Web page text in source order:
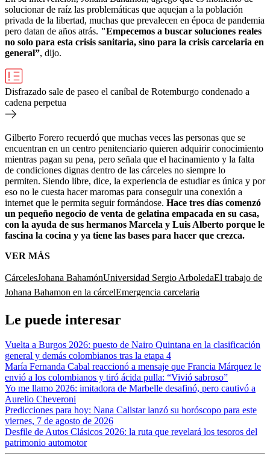
solucionar de raíz las problemáticas que aquejan a la población
privada de la libertad, muchas que prevalecen en época de pandemia
pero datan de años atrás. "Empecemos a buscar soluciones reales
no solo para esta crisis sanitaria, sino para la crisis carcelaria en
general”, dijo.
Disfrazado sale de paseo el caníbal de Rotemburgo condenado a
cadena perpetua
Gilberto Forero recuerdó que muchas veces las personas que se
encuentran en un centro penitenciario quieren adquirir conocimiento
mientras pagan su pena, pero señala que el hacinamiento y la falta
de condiciones dignas dentro de las cárceles no siempre lo
permiten. Siendo libre, dice, la experiencia de estudiar es única y por
eso no le cuesta hacer maromas para conseguir una conexión a
internet que le permita seguir formándose. Hace tres días comenzó
un pequeño negocio de venta de gelatina empacada en su casa,
con la ayuda de sus hermanos Marcela y Luis Alberto porque le
fascina la cocina y ya tiene las bases para hacer que crezca.
VER MÁS
CárcelesJohana BahamónUniversidad Sergio ArboledaEl trabajo de
Johana Bahamon en la cárcelEmergencia carcelaria
Le puede interesar
Vuelta a Burgos 2026: puesto de Nairo Quintana en la clasificación
general y demás colombianos tras la etapa 4
María Fernanda Cabal reaccionó a mensaje que Francia Márquez le
envió a los colombianos y tiró ácida pulla: “Vivió sabroso”
Yo me llamo 2026: imitadora de Marbelle desafinó, pero cautivó a
Aurelio Cheveroni
Predicciones para hoy: Nana Calistar lanzó su horóscopo para este
viernes, 7 de agosto de 2026
Desfile de Autos Clásicos 2026: la ruta que revelará los tesoros del
patrimonio automotor